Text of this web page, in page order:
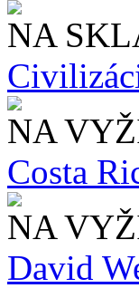
NA
NA
Costa
NA
David